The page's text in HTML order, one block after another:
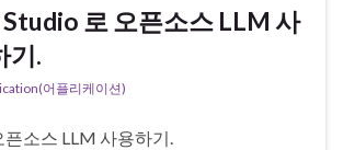
로 오픈소스 LLM 사
기.
어플리케이션)
픈소스 LLM 사용하기.